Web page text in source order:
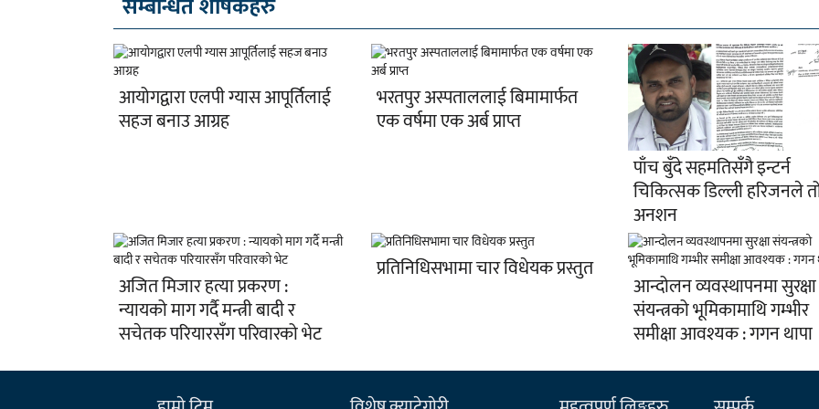
आयोगद्वारा एलपी ग्यास आपूर्तिलाई
सहज बनाउ आग्रह
भरतपुर अस्पताललाई बिमामार्फत
एक वर्षमा एक अर्ब प्राप्त
पाँच बुँदे सहमतिसँगै इन्टर्न
चिकित्सक डिल्ली हरिजनले
अनशन
अजित मिजार हत्या प्रकरण :
न्यायको माग गर्दै मन्त्री बादी र
सचेतक परियारसँग परिवारको भेट
प्रतिनिधिसभामा चार विधेयक प्रस्तुत
आन्दोलन व्यवस्थापनमा सुरक्षा
संयन्त्रको भूमिकामाथि गम्भीर
समीक्षा आवश्यक : गगन थापा